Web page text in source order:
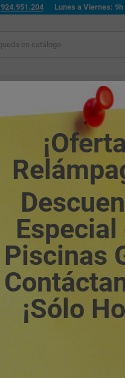
924.951.204Lunes a Viernes: 9h
MADERA
Especial
Piscinas
¡Sólo